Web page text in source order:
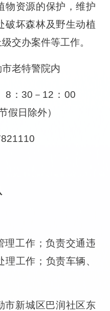
物资源的保护，维护
破坏森林及野生动植
交办案件等工作。
老特警院内
8：30－12：00
假日除外）
理工作；负责交通违
工作；负责车辆、
市新城区巴润社区东